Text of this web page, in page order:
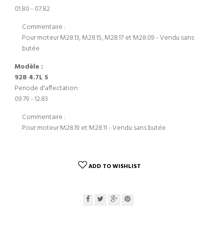
01.80 - 07.82
Commentaire :
Pour moteur M28.13, M28.15, M28.17 et M28.09 - Vendu sans
butée
Modèle :
928 4.7L S
Periode d'affectation :
09.79 - 12.83
Commentaire :
Pour moteur M28.19 et M28.11 - Vendu sans butée
ADD TO WISHLIST